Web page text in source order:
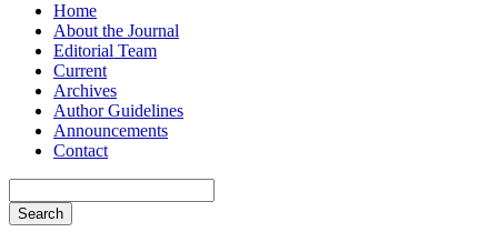
Home
About the Journal
Editorial Team
Current
Archives
Author Guidelines
Announcements
Contact
Search